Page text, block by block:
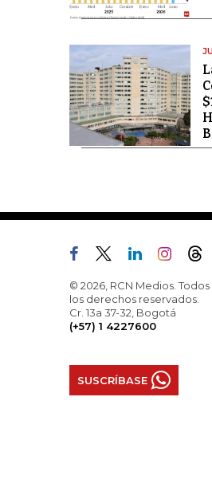
© 2026, RCN Medios. Todos
los derechos reservados.
Cr. 13a 37-32, Bogotá
(+57) 1 4227600
SUSCRÍBASE